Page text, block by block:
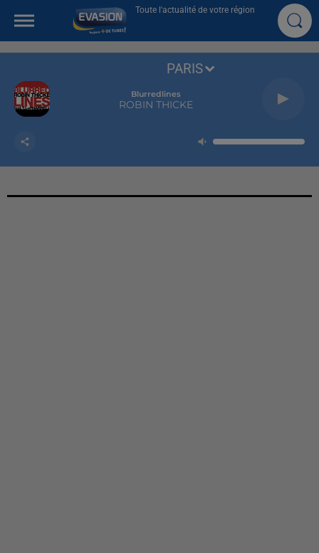
Toute l'actualité de votre région
Blurredlines
ROBIN THICKE
PARIS